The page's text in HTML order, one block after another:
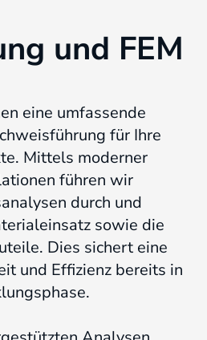
und FEM
eine umfassende
für Ihre
. Mittels moderner
führen wir
durch und
sowie die
. Dies sichert eine
und Effizienz bereits in